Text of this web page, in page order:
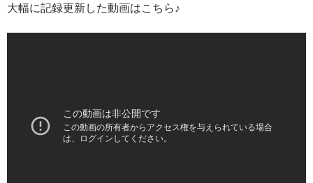
大幅に記録更新した動画はこちら♪